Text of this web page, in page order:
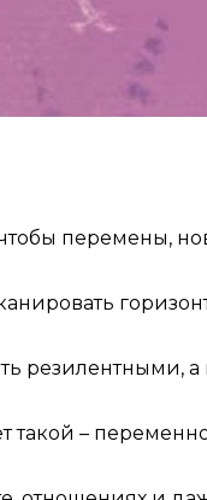
перемены,
резилентными,
такой –